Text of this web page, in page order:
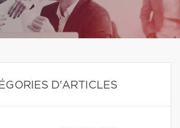
D'ARTICLES